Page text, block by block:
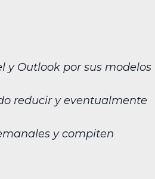
y Outlook por sus modelos
reducir y eventualmente
y compiten